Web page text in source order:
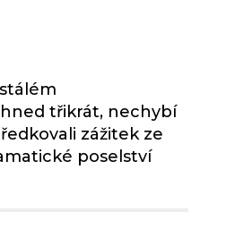
třikrát, nechybí
zážitek ze
poselství